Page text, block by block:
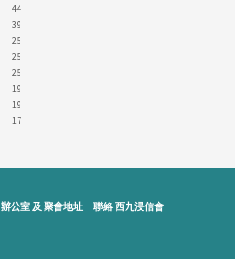
44
39
25
25
25
19
19
17
辦公室 及 聚會地址 聯絡 西九浸信會